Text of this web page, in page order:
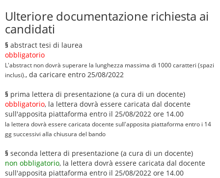
Ulteriore documentazione richiesta ai
candidati
§ abstract tesi di laurea
obbligatorio
L'abstract non dovrà superare la lunghezza massima di 1000 caratteri (spazi
inclusi)., da caricare entro 25/08/2022
§ prima lettera di presentazione (a cura di un docente)
obbligatorio, la lettera dovrà essere caricata dal docente
sull'apposita piattaforma entro il 25/08/2022 ore 14.00
la lettera dovrà essere caricata docente sull'apposita piattaforma entro i 14
gg successivi alla chiusura del bando
§ seconda lettera di presentazione (a cura di un docente)
non obbligatorio, la lettera dovrà essere caricata dal docente
sull'apposita piattaforma entro il 25/08/2022 ore 14.00